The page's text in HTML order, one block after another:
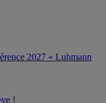
2027 « Luhmann
!